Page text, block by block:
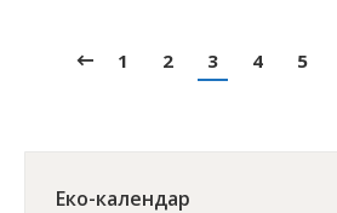
1 2 3 4 5
Еко-календар